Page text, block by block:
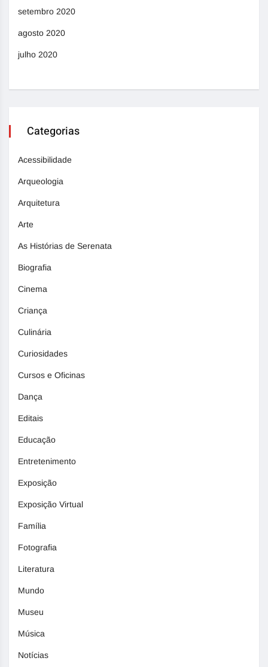
setembro 2020
agosto 2020
julho 2020
Categorias
Acessibilidade
Arqueologia
Arquitetura
Arte
As Histórias de Serenata
Biografia
Cinema
Criança
Culinária
Curiosidades
Cursos e Oficinas
Dança
Editais
Educação
Entretenimento
Exposição
Exposição Virtual
Família
Fotografia
Literatura
Mundo
Museu
Música
Notícias